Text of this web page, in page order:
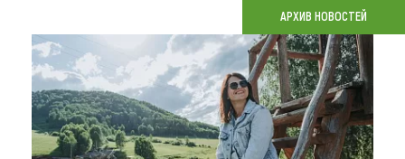
Что привезти (сувениры)
О регионе
Коллекция впечатлений
АРХИВ НОВОСТЕЙ